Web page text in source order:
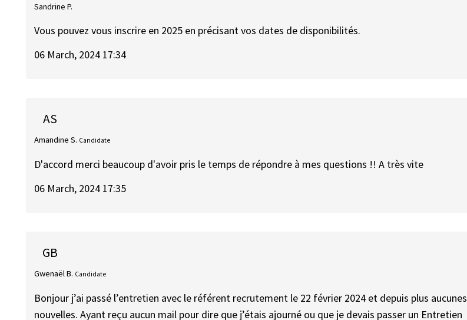
Sandrine P.
Vous pouvez vous inscrire en 2025 en précisant vos dates de disponibilités.
06 March, 2024 17:34
AS
Amandine S. Candidate
D'accord merci beaucoup d'avoir pris le temps de répondre à mes questions !! A très vite
06 March, 2024 17:35
GB
Gwenaël B. Candidate
Bonjour j’ai passé l’entretien avec le référent recrutement le 22 février 2024 et depuis plus aucunes
nouvelles. Ayant reçu aucun mail pour dire que j’étais ajourné ou que je devais passer un Entretien